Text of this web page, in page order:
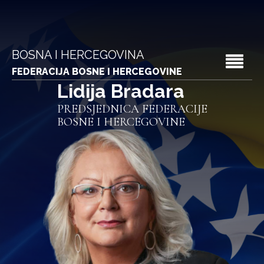
BOSNA I HERCEGOVINA
FEDERACIJA BOSNE I HERCEGOVINE
Lidija Bradara
PREDSJEDNICA FEDERACIJE
BOSNE I HERCEGOVINE